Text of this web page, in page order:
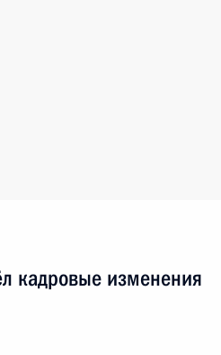
кадровые изменения